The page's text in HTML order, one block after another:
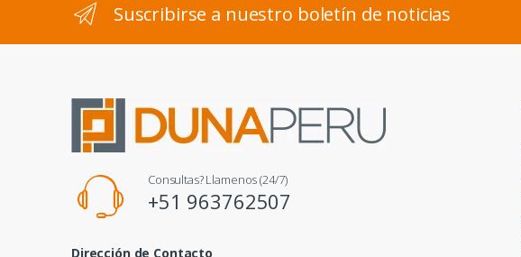
Suscribirse a nuestro boletín de noticias
Consultas? Llamenos (24/7)
+51 963762507
Dirección de Contacto